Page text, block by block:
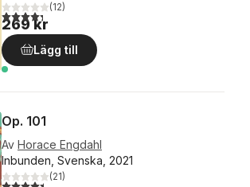
4,3utav 5 stjärnor. Totalt antal röster:
(12)
269 kr
Lägg till
Op. 101
Av Horace Engdahl
Inbunden, Svenska, 2021
4,4utav 5 stjärnor. Totalt antal röster:
(21)